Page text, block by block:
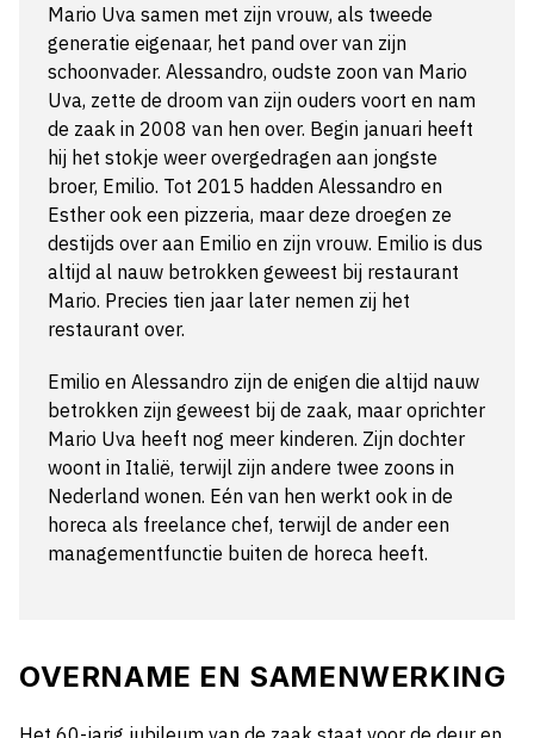
Mario Uva samen met zijn vrouw, als tweede
generatie eigenaar, het pand over van zijn
schoonvader. Alessandro, oudste zoon van Mario
Uva, zette de droom van zijn ouders voort en nam
de zaak in 2008 van hen over. Begin januari heeft
hij het stokje weer overgedragen aan jongste
broer, Emilio. Tot 2015 hadden Alessandro en
Esther ook een pizzeria, maar deze droegen ze
destijds over aan Emilio en zijn vrouw. Emilio is dus
altijd al nauw betrokken geweest bij restaurant
Mario. Precies tien jaar later nemen zij het
restaurant over.
Emilio en Alessandro zijn de enigen die altijd nauw
betrokken zijn geweest bij de zaak, maar oprichter
Mario Uva heeft nog meer kinderen. Zijn dochter
woont in Italië, terwijl zijn andere twee zoons in
Nederland wonen. Eén van hen werkt ook in de
horeca als freelance chef, terwijl de ander een
managementfunctie buiten de horeca heeft.
OVERNAME EN SAMENWERKING